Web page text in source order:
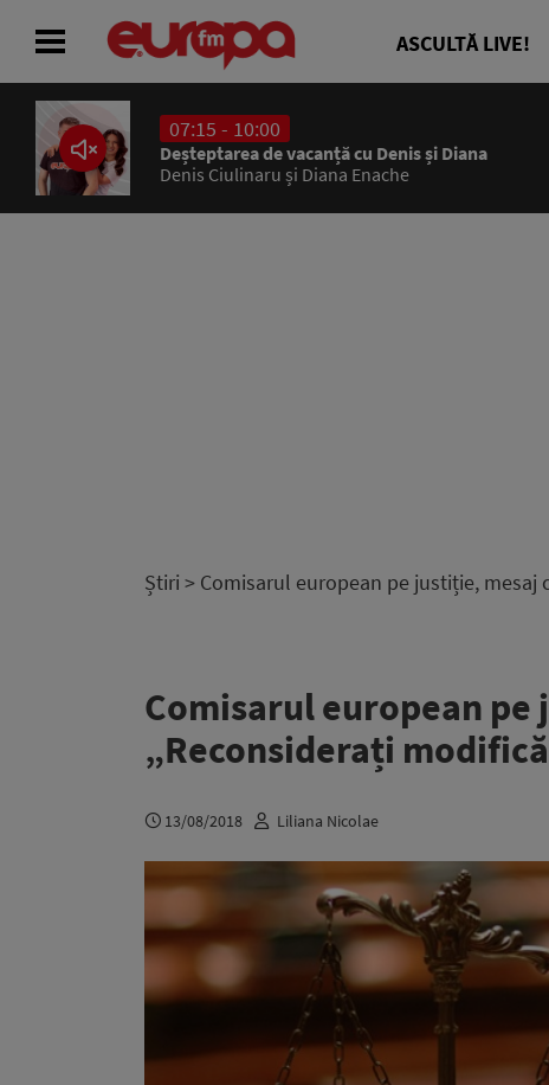
ASCULTĂ LIVE!
07:15 - 10:00
Deșteptarea de vacanță cu Denis și Diana
Denis Ciulinaru și Diana Enache
Știri > Comisarul european pe justiție,
Comisarul european
„Reconsiderați
13/08/2018 Liliana Nicolae
ACASĂ
ȘTIRI